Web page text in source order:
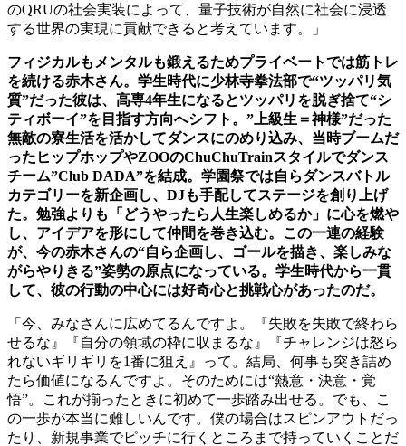
のQRUの社会実装によって、量子技術が自然に社会に浸透
する世界の実現に貢献できると考えています。」
フィジカルもメンタルも鍛えるためプライベートでは筋トレ
を続ける赤木さん。学生時代に少林寺拳法部で“ツッパリ気
質”だった彼は、高専4年生になるとツッパリを脱ぎ捨て“シ
ティボーイ”を目指す方向へシフト。”上級生＝神様”だった
無敵の寮生活を活かしてダンスにのめり込み、当時ブームだ
ったヒップホップやZOOのChuChuTrainスタイルでダンス
チーム”Club DADA”を結成。学園祭では自らダンスバトル
カテゴリーを新企画し、DJも手配してステージを創り上げ
た。勉強よりも「どうやったら人生楽しめるか」に心を燃や
し、アイデアを形にして仲間を巻き込む。この一連の経験
が、今の赤木さんの“自ら企画し、ゴールを描き、楽しみな
がらやりきる”姿勢の原点になっている。学生時代から一貫
して、彼の行動の中心には好奇心と挑戦心があったのだ。
「今、みなさんに広めてるんですよ。『失敗を失敗で終わら
せるな』『自分の領域の枠に収まるな』『チャレンジは怒ら
れないギリギリを1番に狙え』って。結局、何事も突き詰め
たら価値になるんですよ。そのためには“熱意・決意・覚
悟”。これが揃ったときに初めて一歩踏み出せる。でも、こ
の一歩が本当に難しいんです。僕の場合はスピンアウトだっ
たり、新規事業でピッチに行くところまで持っていくことだ